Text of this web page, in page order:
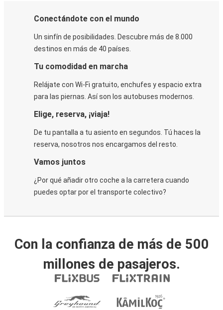
Conectándote con el mundo
Un sinfín de posibilidades. Descubre más de 8.000
destinos en más de 40 países.
Tu comodidad en marcha
Relájate con Wi-Fi gratuito, enchufes y espacio extra
para las piernas. Así son los autobuses modernos.
Elige, reserva, ¡viaja!
De tu pantalla a tu asiento en segundos. Tú haces la
reserva, nosotros nos encargamos del resto.
Vamos juntos
¿Por qué añadir otro coche a la carretera cuando
puedes optar por el transporte colectivo?
Con la confianza de más de 500
millones de pasajeros.